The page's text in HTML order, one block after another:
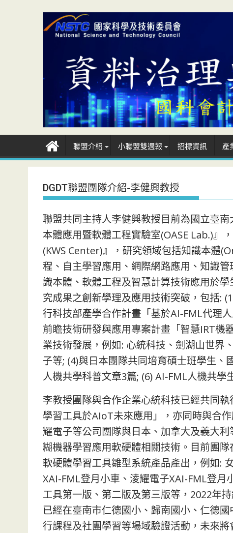
聯盟介紹 小聯盟雙週報 招標資訊 產
DGDT聯盟團隊介紹-李健興教授
聯盟共同主持人李健興教授目前為國立臺
本體應用暨軟體工程實驗室(OASE Lab.)』
(KWS Center)』，研究領域包括知識本體
程、自主學習應用、網際網路應用、知識
識本體、軟體工程及智慧計算技術應用於
究成果之創新學理及應用技術突破，包括:
行科技部產學合作計畫「基於AI-FML代理
前瞻技術研發與應用專案計畫「智慧IRT機
業技術發展，例如: 心統科技、劍湖山世界
子等; (4)與日本團隊共同培育碩士班學生、
人機共學科普文章3篇; (6) AI-FML人機共學
李教授團隊與合作企業心統科技已經共同
學習工具於AIoT未來應用」，亦同時與合
耀電子等公司團隊與日本、加拿大及義大
糊機器學習應用軟硬體相關技術。目前團
軟硬體學習工具雛型系統產品產出，例如:
XAI-FML登月小車、淩耀電子XAI-FML登
工具第一版、第二版及第三版等，2022年
已經在臺南市仁德國小、歸南國小、仁德
行課程及社團學習等場域驗證活動，未來